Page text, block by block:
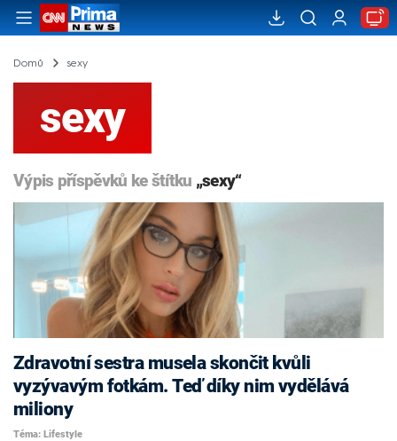
Domů sexy
sexy
Výpis příspěvků ke štítku „sexy“
Zdravotní sestra musela skončit kvůli
vyzývavým fotkám. Teď díky nim vydělává
miliony
Téma: Lifestyle